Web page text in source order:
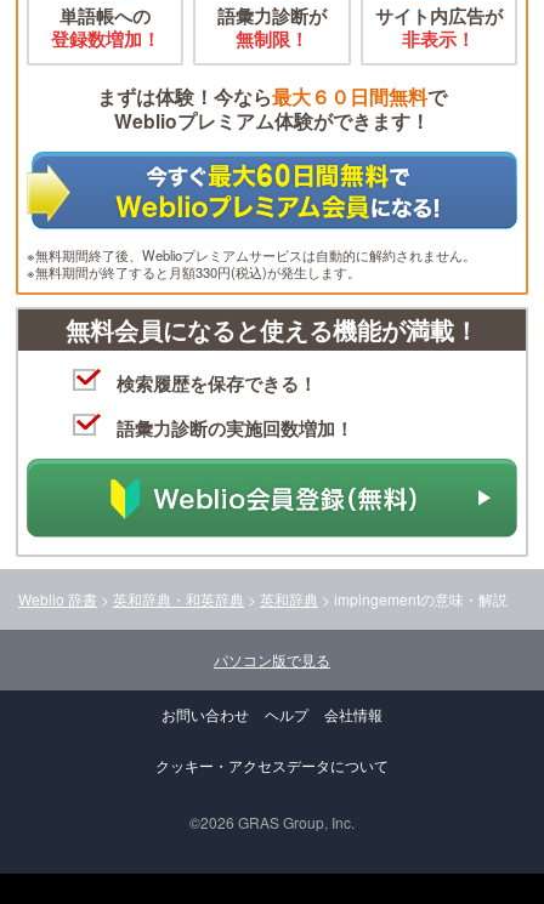
単語帳への
登録数増加！
語彙力診断が
無制限！
サイト内広告が
非表示！
まずは体験！今なら最大６０日間無料で
Weblioプレミアム体験ができます！
※無料期間終了後、Weblioプレミアムサービスは自動的に解約されません。
※無料期間が終了すると月額330円(税込)が発生します。
無料会員になると使える機能が満載！
検索履歴を保存できる！
語彙力診断の実施回数増加！
Weblio 辞書 > 英和辞典・和英辞典 > 英和辞典 > impingementの意味・解説
パソコン版で見る
お問い合わせ ヘルプ 会社情報
クッキー・アクセスデータについて
©2026 GRAS Group, Inc.